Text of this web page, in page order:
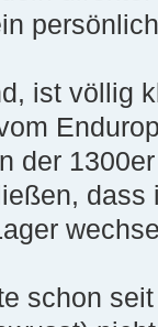
ist völlig
der
dass
schon